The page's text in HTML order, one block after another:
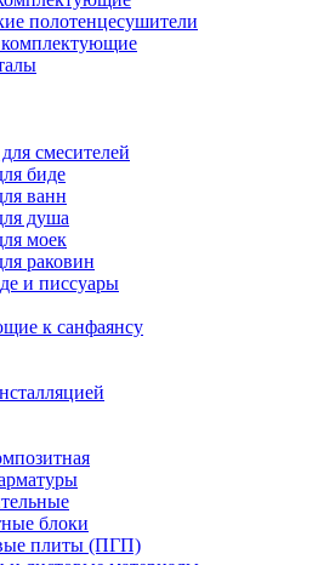
полотенцесушители
смесителей
биде
ванн
душа
моек
раковин
и писсуары
к санфаянсу
блоки
плиты (ПГП)